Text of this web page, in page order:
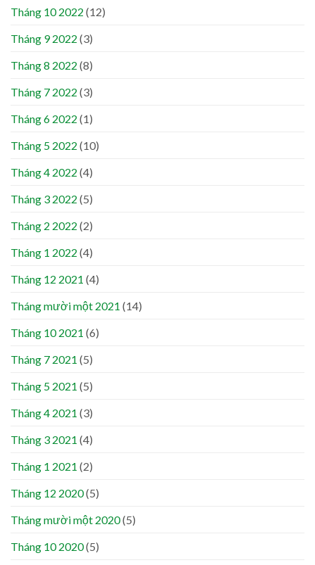
Tháng 10 2022 (12)
Tháng 9 2022 (3)
Tháng 8 2022 (8)
Tháng 7 2022 (3)
Tháng 6 2022 (1)
Tháng 5 2022 (10)
Tháng 4 2022 (4)
Tháng 3 2022 (5)
Tháng 2 2022 (2)
Tháng 1 2022 (4)
Tháng 12 2021 (4)
Tháng mười một 2021 (14)
Tháng 10 2021 (6)
Tháng 7 2021 (5)
Tháng 5 2021 (5)
Tháng 4 2021 (3)
Tháng 3 2021 (4)
Tháng 1 2021 (2)
Tháng 12 2020(5)
Tháng mười một 2020(5)
Tháng 10 2020(5)